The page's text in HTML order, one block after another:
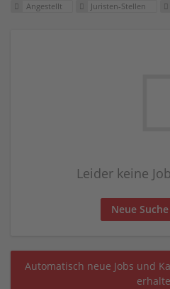
Angestellt Juristen-Stellen
Leider keine
Neue
Automatisch neue Jobs und